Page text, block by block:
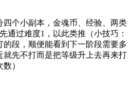
个小副本，金魂币、经验、两类
通过难度1，以此类推（小技巧：
的段，顺便能看到下一阶段需要多
就先不打而是把等级升上去再来打
）